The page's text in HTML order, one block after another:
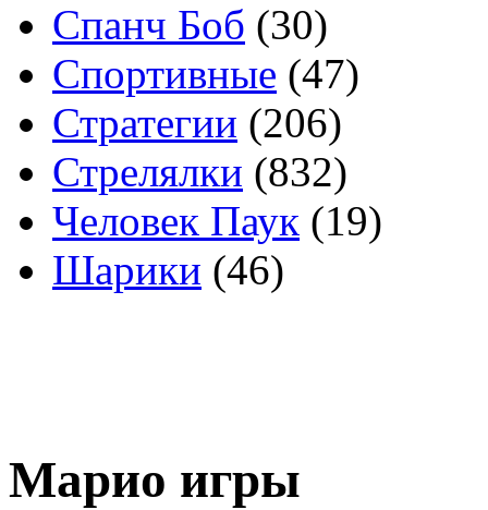
Спанч Боб (30)
Спортивные (47)
Стратегии (206)
Стрелялки (832)
Человек Паук (19)
Шарики (46)
Марио игры